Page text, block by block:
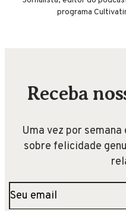
programa
Receba
Uma vez por
sobre felicidade